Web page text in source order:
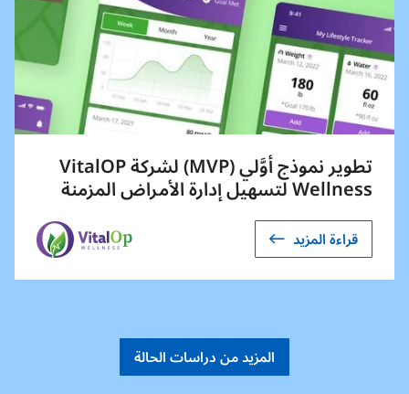
تطوير نموذج أوَّلي (MVP) لشركة VitalOP
Wellness لتسهيل إدارة الأمراض المزمنة
قراءة المزيد
المزيد من دراسات الحالة